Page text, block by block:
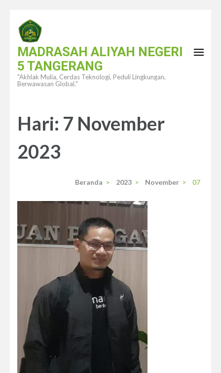
konten
(Tekan
Enter)
MADRASAH ALIYAH NEGERI
5 TANGERANG
"Akhlak Mulia, Cerdas Teknologi, Peduli Lingkungan,
Berwawasan Global."
Hari: 7 November
2023
Beranda > 2023 > November > 07